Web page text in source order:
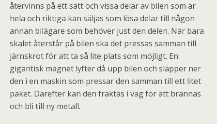
återvinns på ett sätt och vissa delar av bilen som är
hela och riktiga kan säljas som lösa delar till någon
annan bilägare som behöver just den delen. När bara
skalet återstår på bilen ska det pressas samman till
järnskrot för att ta så lite plats som möjligt. En
gigantisk magnet lyfter då upp bilen och släpper ner
den i en maskin som pressar den samman till ett litet
paket. Därefter kan den fraktas i väg för att brännas
och bli till ny metall.